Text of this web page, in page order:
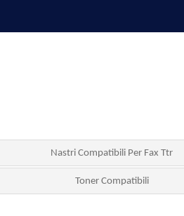
Nastri Compatibili Per Fax Ttr
Toner Compatibili